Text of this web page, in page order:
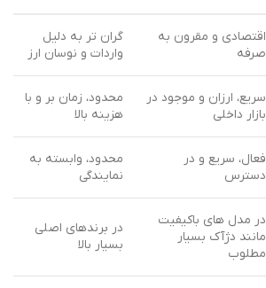
اقتصادی و مقرون به
صرفه
گران تر به دلیل
واردات و نوسان ارز
سریع، ارزان و موجود در
بازار داخلی
محدود، زمان بر و با
هزینه بالا
فعال، سریع و در
دسترس
محدود، وابسته به
نمایندگی
در مدل های باکیفیت
مانند دژآک بسیار
مطلوب
در برندهای اصلی
بسیار بالا